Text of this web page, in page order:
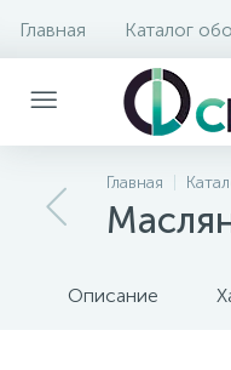
Главная Каталог
Главная
Описание